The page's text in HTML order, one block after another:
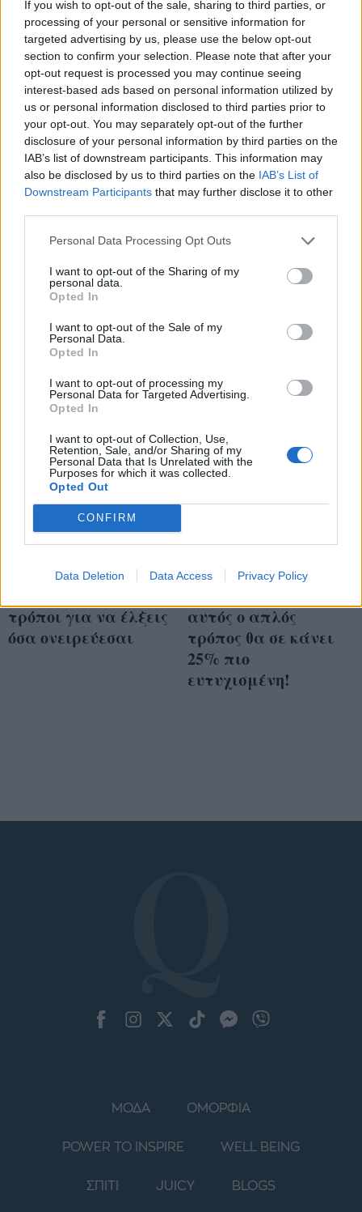
If you wish to opt-out of the sale, sharing to third parties, or
processing of your personal or sensitive information for
targeted advertising by us, please use the below opt-out
section to confirm your selection. Please note that after your
opt-out request is processed you may continue seeing
interest-based ads based on personal information utilized by
us or personal information disclosed to third parties prior to
your opt-out. You may separately opt-out of the further
disclosure of your personal information by third parties on the
IAB’s list of downstream participants. This information may
also be disclosed by us to third parties on the IAB’s List of
Downstream Participants that may further disclose it to other
Personal Data Processing Opt Outs
I want to opt-out of the Sharing of my
personal data.
Opted In
I want to opt-out of the Sale of my
Personal Data.
Opted In
I want to opt-out of processing my
Personal Data for Targeted Advertising.
Opted In
I want to opt-out of Collection, Use,
Retention, Sale, and/or Sharing of my
Personal Data that Is Unrelated with the
Purposes for which it was collected.
Opted Out
CONFIRM
Data Deletion Data Access Privacy Policy
Oprah Winfrey και
τον Deepak Chopra!
Πόσο εκτιμάς αυτά
που έχεις; Κάνε το
«Άγιε Βασίλη θέλω
iPhone!»: Πώς να
θέλω των παιδιών
τρόποι για να έλξεις
όσα ονειρεύεσαι
αυτός ο απλός
τρόπος θα σε κάνει
25% πιο
ευτυχισμένη!
ΜΟΔΑ ΟΜΟΡΦΙΑ
POWER TO INSPIRE WELL BEING
ΣΠΙΤΙ JUICY BLOGS